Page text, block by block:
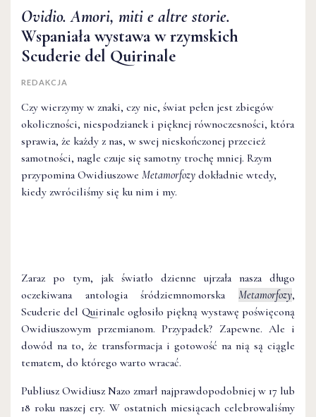
Ovidio. Amori, miti e altre storie.
Wspaniała wystawa w rzymskich
Scuderie del Quirinale
REDAKCJA
Czy wierzymy w znaki, czy nie, świat pełen jest zbiegów
okoliczności, niespodzianek i pięknej równoczesności, która
sprawia, że każdy z nas, w swej nieskończonej przecież
samotności, nagle czuje się samotny trochę mniej. Rzym
przypomina Owidiuszowe Metamorfozy dokładnie wtedy,
kiedy zwróciliśmy się ku nim i my.
Zaraz po tym, jak światło dzienne ujrzała nasza długo
oczekiwana antologia śródziemnomorska Metamorfozy,
Scuderie del Quirinale ogłosiło piękną wystawę poświęconą
Owidiuszowym przemianom. Przypadek? Zapewne. Ale i
dowód na to, że transformacja i gotowość na nią są ciągle
tematem, do którego warto wracać.
Publiusz Owidiusz Nazo zmarł najprawdopodobniej w 17 lub
18 roku naszej ery. W ostatnich miesiącach celebrowaliśmy